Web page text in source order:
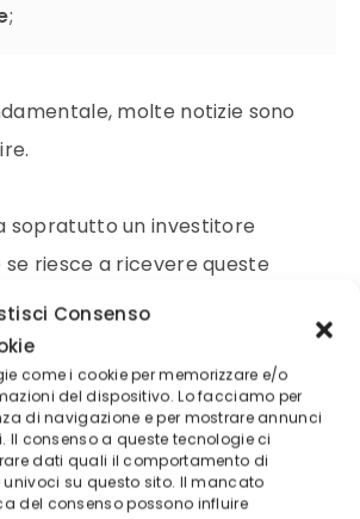
Consenso
come i cookie per memorizzare e/o
del dispositivo. Lo facciamo per
di navigazione e per mostrare annunci
Il consenso a queste tecnologie ci
dati quali il comportamento di
su questo sito. Il mancato
del consenso possono influire
;
molte notizie sono
sopratutto un investitore
riesce a ricevere queste
possono essere anche inutili,
consone al tempo e alla strategia
che un altro trader,
analisi le ha già utilizzate e di